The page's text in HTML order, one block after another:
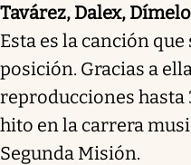
Tavárez, Dalex,
Esta es la canción
posición. Gracias a
reproducciones hasta
hito en la carrera
Segunda Misión.